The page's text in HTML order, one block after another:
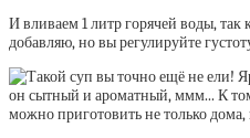
И вливаем 1 литр горячей воды,
добавляю, но вы регулируйте